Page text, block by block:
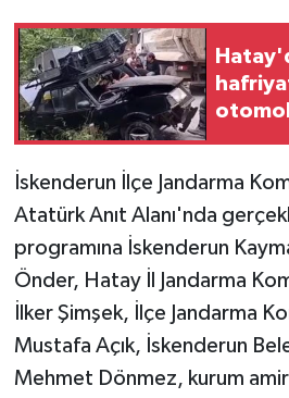
İskenderun İlçe Jandarma
Atatürk Anıt Alanı'nda
programına İskenderun
Önder, Hatay İl Jandarma
İlker Şimşek, İlçe Jandarma
Mustafa Açık, İskenderun
Mehmet Dönmez, kurum